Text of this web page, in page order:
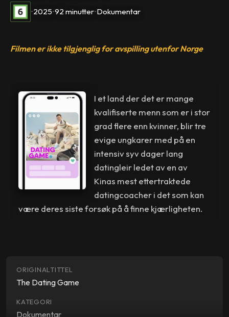
•2025•92 minutter•Dokumentar
Filmen er ikke tilgjenglig for avspilling utenfor Norge
I et land der det er mange
kvalifiserte menn som er i stor
grad flere enn kvinner, blir tre
evige ungkarer med på en
intensiv syv dager lang
datingleir ledet av en av
Kinas mest ettertraktede
datingcoacher i det som kan
være deres siste forsøk på å finne kjærligheten.
ORIGINALTITTEL
The Dating Game
KATEGORI
Dokumentar